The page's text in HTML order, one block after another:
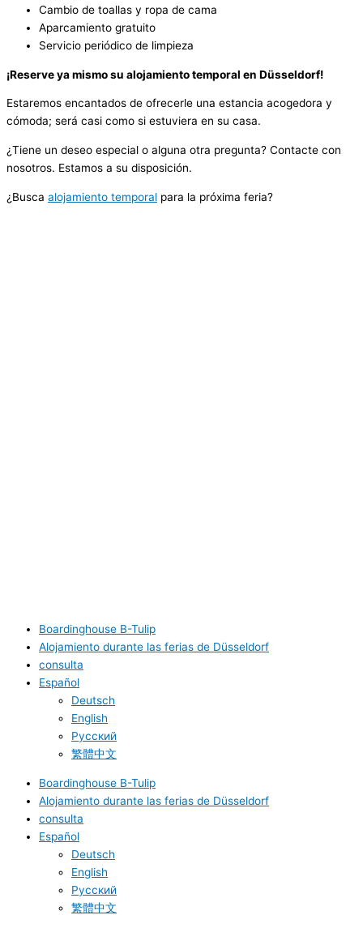
Cambio de toallas y ropa de cama
Aparcamiento gratuito
Servicio periódico de limpieza
¡Reserve ya mismo su alojamiento temporal en Düsseldorf!
Estaremos encantados de ofrecerle una estancia acogedora y
cómoda; será casi como si estuviera en su casa.
¿Tiene un deseo especial o alguna otra pregunta? Contacte con
nosotros. Estamos a su disposición.
¿Busca alojamiento temporal para la próxima feria?
Boardinghouse B-Tulip
Alojamiento durante las ferias de Düsseldorf
consulta
Español
Deutsch
English
Русский
繁體中文
Boardinghouse B-Tulip
Alojamiento durante las ferias de Düsseldorf
consulta
Español
Deutsch
English
Русский
繁體中文